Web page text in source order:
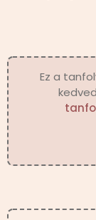
Ez a